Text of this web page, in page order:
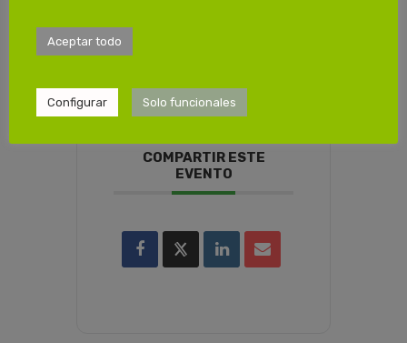
COMPARTIR ESTE
EVENTO
Aceptar todo
Configurar Solo funcionales